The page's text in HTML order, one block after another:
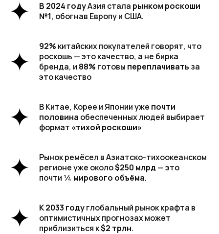
В 2024 годуАзия стала рынком роскоши
№1, обогнав Европу и США.
92% китайских покупателей говорят, что
роскошь — это качество, а не бирка
бренда, и 88% готовы переплачивать за
это качество
В Китае, Корее и Японии уже почти
половина обеспеченных людей выбирает
формат «тихой роскоши»
Рынок ремёсел в Азиатско-тихоокеанском
регионе уже около$250 млрд — это
почти ¼ мирового объёма.
К 2033 годуглобальный рынок крафта в
оптимистичных прогнозах может
приблизиться к$2 трлн.